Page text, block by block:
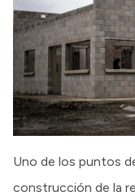
Uno de los puntos
construcción de la